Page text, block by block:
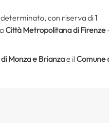
con riserva di 1
Città Metropolitana di Firenze
Monza e Brianzae il Comune